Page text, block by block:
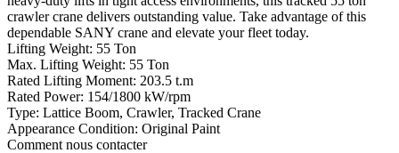
crawler crane delivers outstanding value. Take advantage of this
dependable SANY crane and elevate your fleet today.
Lifting Weight: 55 Ton
Max. Lifting Weight: 55 Ton
Rated Lifting Moment: 203.5 t.m
Rated Power: 154/1800 kW/rpm
Type: Lattice Boom, Crawler, Tracked Crane
Appearance Condition: Original Paint
Comment nous contacter